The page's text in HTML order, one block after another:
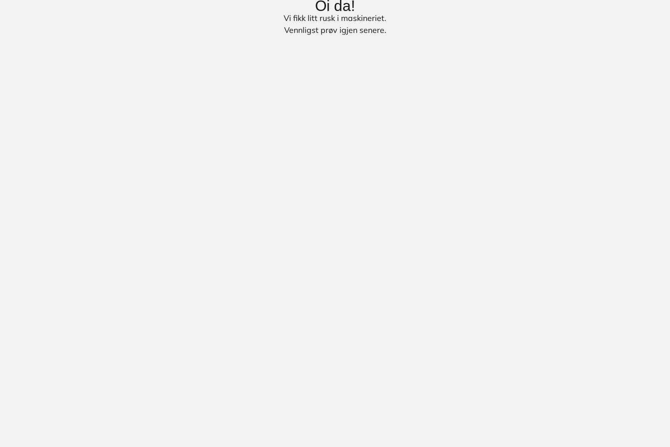
Oi da!
Vi fikk litt rusk i maskineriet.
Vennligst prøv igjen senere.